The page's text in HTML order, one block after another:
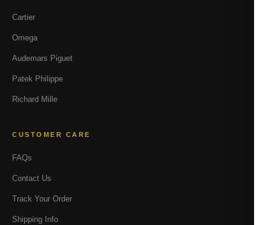
Cartier
Omega
Audemars Piguet
Patek Philippe
Richard Mille
CUSTOMER CARE
FAQs
Contact Us
Track Your Order
Shipping Info